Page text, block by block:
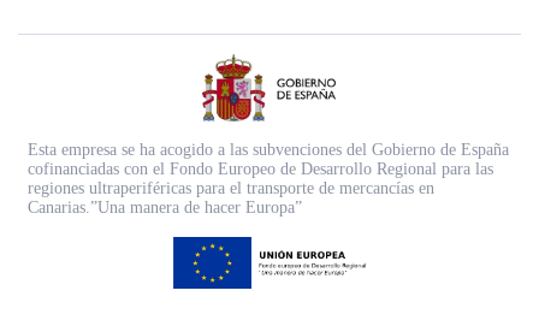
Esta empresa se ha acogido a las subvenciones del Gobierno de España
cofinanciadas con el Fondo Europeo de Desarrollo Regional para las
regiones ultraperiféricas para el transporte de mercancías en
Canarias.”Una manera de hacer Europa”